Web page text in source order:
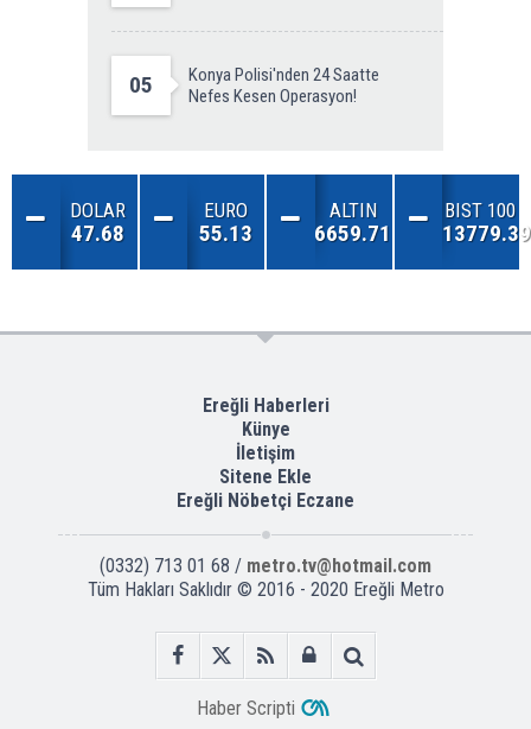
05
Konya Polisi'nden 24 Saatte
Nefes Kesen Operasyon!
DOLAR
47.68
EURO
55.13
ALTIN
6659.71
BIST 100
13779.39
Ereğli Haberleri
Künye
İletişim
Sitene Ekle
Ereğli Nöbetçi Eczane
(0332) 713 01 68 / metro.tv@hotmail.com
Tüm Hakları Saklıdır © 2016 - 2020 Ereğli Metro
Haber Scripti